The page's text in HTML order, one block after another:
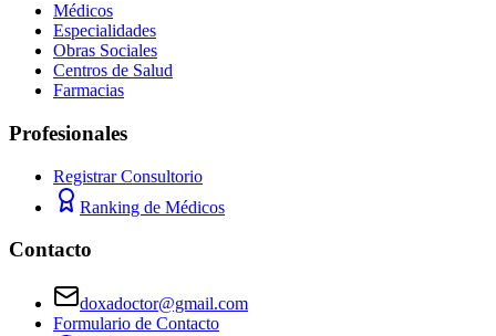
Médicos
Especialidades
Obras Sociales
Centros de Salud
Farmacias
Profesionales
Registrar Consultorio
Ranking de Médicos
Contacto
doxadoctor@gmail.com
Formulario de Contacto